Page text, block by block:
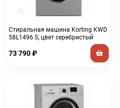
Стиральная машина Korting KWD
58L1496 S, цвет серебристый
73 790₽